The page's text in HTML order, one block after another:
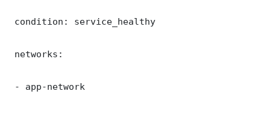
condition: service_healthy
networks:
- app-network